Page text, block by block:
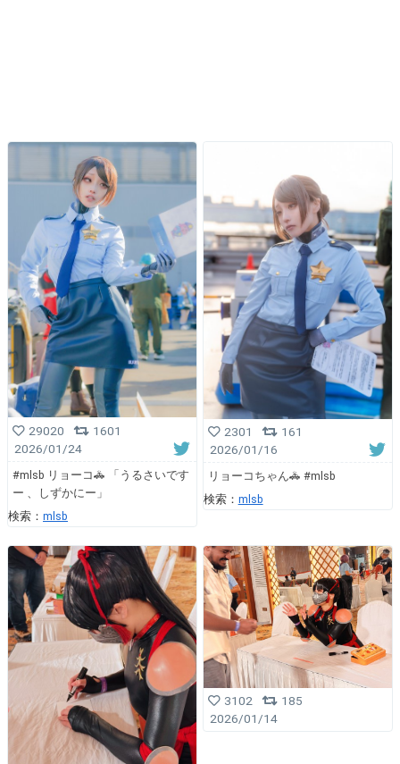
29020
1601
2026/01/24
#mlsb リョーコ🚓 「うるさいです
ー 、しずかにー」
検索： mlsb
2301
161
2026/01/16
リョーコちゃん🚓 #mlsb
検索： mlsb
3102
185
2026/01/14